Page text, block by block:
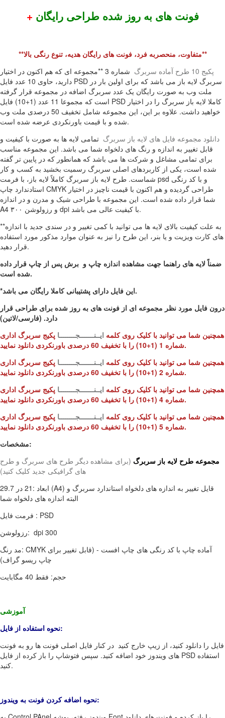
+ فونت های به روز شده طراحی رایگان
**متفاوت، منحصربه فرد، فونت های رایگان هدیه، تنوع رنگی بالا**
پکیج 10 طرح آماده سربرگ
شماره 3 **مجموعه ای که هم اکنون در اختیار
دارید، حاوی 10 عدد فایل PSD سربرگ لایه باز می باشد که برای اولین بار در
ملت وب به صورت رایگان یک عدد سربرگ اضافه در مجموعه قرار گرفته
است که مجموعا 11 عدد (1+10) فایل PSD کاملا لایه باز سربرگ را در اختیار
خواهید داشت. علاوه بر این، این مجموعه شامل تخفیف 50 درصدی ملت وب
شده و با قیمت باورنکردی عرضه شده است.
دانلود مجموعه فایل های لایه باز سربرگ تمامی لایه ها به صورت با کیفیت و
قابل تغییر به اندازه و رنگ های دلخواه شما می باشد. این مجموعه مناسب
برای تمامی مشاغل و شرکت ها می باشد که همانطور که در پایین تر گفته
شده است، یکی از کاربردهای اصلی سربرگ رسمیت بخشید به کسب و کار
شماست. طرح لایه باز سربرگ کاملاً لایه باز، با فرمت psd و با کد رنگی
استادندارد چاپ CMYK طراحی گردیده و هم اکنون با قیمت ناچیز در اختیار
شما قرار داده شده است. این مجموعه با طراحی شیک و مدرن و در اندازه
A4 و رزولوشن ۳۰۰ dpi با کیفیت عالی می باشد.
**به علت کیفیت بالای لایه ها می توانید با کمی تغییر و در سندی جدید با اندازه
های کارت ویزیت و یا بنر، این طرح را نیز به عنوان موارد مذکور مورد استفاده
قرار دهید.
ضمناً لایه های راهنما جهت مشاهده اندازه چاپ و برش پس از چاپ قرار داده
شده است.
*این فایل دارای پشتیبانی کاملا رایگان می باشد.
درون فایل مورد نظر مجموعه ای از فونت های به روز شده برای طراحی قرار
دارد. (فارسی/لاتین)
همچنین شما می توانید با کلیک روی کلمه ایــنـــــــجــــــــا پکیج سربرگ اداری
شماره 1 (1+10) را با تخفیف 60 درصدی باورنکردی دانلود نمایید.
همچنین شما می توانید با کلیک روی کلمه ایــنـــــــجــــــــا پکیج سربرگ اداری
شماره 2 (1+10) را با تخفیف 60 درصدی باورنکردی دانلود نمایید.
همچنین شما می توانید با کلیک روی کلمه ایــنـــــــجــــــــا پکیج سربرگ اداری
شماره 4 (1+10) را با تخفیف 60 درصدی باورنکردی دانلود نمایید.
همچنین شما می توانید با کلیک روی کلمه ایــنـــــــجــــــــا پکیج سربرگ اداری
شماره 5 (1+10) را با تخفیف 60 درصدی باورنکردی دانلود نمایید.
مشخصات:
مجموعه طرح لایه باز سربرگ (برای مشاهده دیگر طرح های سربرگ و طرح
های گرافیکی جدید کلیک کنید)
ابعاد :21 در 29.7 (A4) قایل تغییر به اندازه های دلخواه استاندارد سربرگ و
البته اندازه های دلخواه شما
فرمت فایل : PSD
رزولوشن: dpi 300
مد رنگ: CMYK آماده چاپ با کد رنگی های چاپ افست - (قابل تغییر برای
چاپ ریسو گراف)
حجم: فقط 40 مگابایت
آموزشی
نحوه استفاده از فایل:
فایل را دانلود کنید، از زیپ خارج کنید در کنار فایل اصلی فونت ها رو به فونت
های ویندوز خود اضافه کنید. سپس فتوشاپ را باز کرده از فایل PSD استفاده
کنید.
نحوه اضافه کردن فونت به ویندوز: